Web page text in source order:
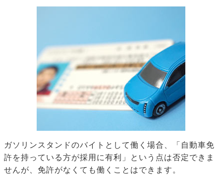
ガソリンスタンドのバイトとして働く場合、「自動車免
許を持っている方が採用に有利」という点は否定できま
せんが、免許がなくても働くことはできます。